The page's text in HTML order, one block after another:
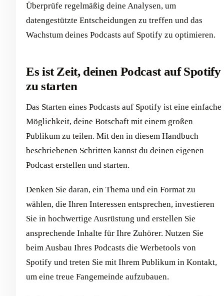
Überprüfe regelmäßig deine Analysen, um
datengestützte Entscheidungen zu treffen und das
Wachstum deines Podcasts auf Spotify zu optimieren.
Es ist Zeit, deinen Podcast auf Spotify
zu starten
Das Starten eines Podcasts auf Spotify ist eine einfache
Möglichkeit, deine Botschaft mit einem großen
Publikum zu teilen. Mit den in diesem Handbuch
beschriebenen Schritten kannst du deinen eigenen
Podcast erstellen und starten.
Denken Sie daran, ein Thema und ein Format zu
wählen, die Ihren Interessen entsprechen, investieren
Sie in hochwertige Ausrüstung und erstellen Sie
ansprechende Inhalte für Ihre Zuhörer. Nutzen Sie
beim Ausbau Ihres Podcasts die Werbetools von
Spotify und treten Sie mit Ihrem Publikum in Kontakt,
um eine treue Fangemeinde aufzubauen.